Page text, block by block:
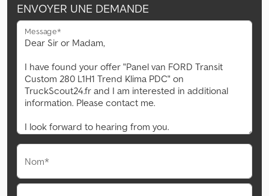
ENVOYER UNE DEMANDE
Message*
Nom*